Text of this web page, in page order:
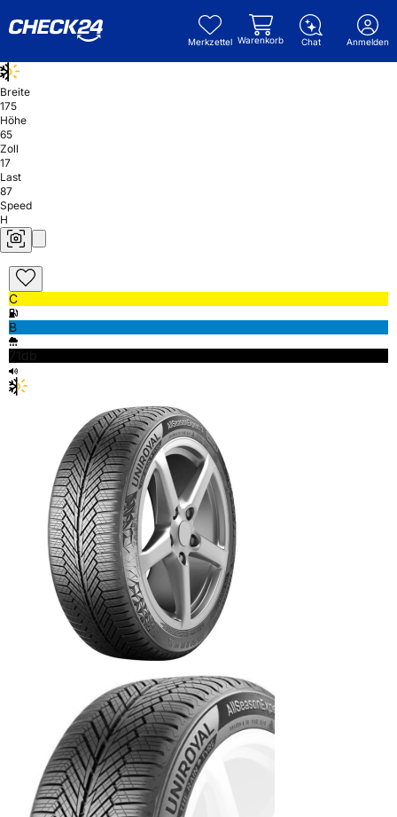
Merkzettel Warenkorb Chat Anmelden
Breite
175
Höhe
65
Zoll
17
Last
87
Speed
H
C
B
71db